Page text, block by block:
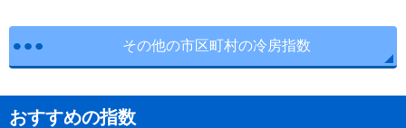
その他の市区町村の冷房指数
おすすめの指数